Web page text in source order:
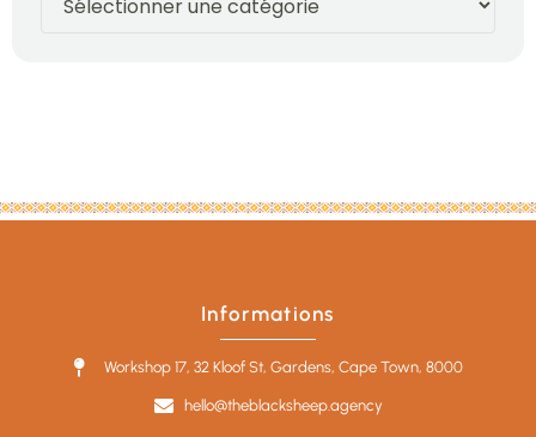
Informations
Workshop 17, 32 Kloof St, Gardens, Cape Town, 8000
hello@theblacksheep.agency